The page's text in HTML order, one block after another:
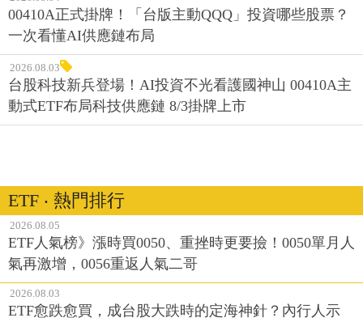
00410A正式掛牌！「台版主動QQQ」投資哪些股票？
一次看懂AI供應鏈布局
2026.08.03
台股科技新兵登場！AI投資不光看護國神山 00410A主
動式ETF布局科技供應鏈 8/3掛牌上市
ETF ‧ 熱門排行
2026.08.05
ETF人氣榜》漲時買0050、重挫時更要撿！0050單月人
氣再激增，0056重返人氣二哥
2026.08.03
ETF愈跌愈買，成台股大跌時的定海神針？內行人示